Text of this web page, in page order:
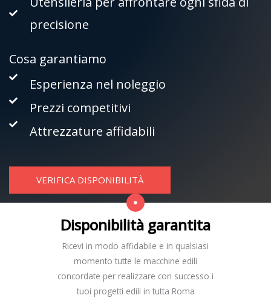
precisione
Cosa garantiamo
Esperienza nel noleggio
Prezzi competitivi
Attrezzature affidabili
VERIFICA DISPONIBILITÀ
Disponibilità garantita
Ricevi in modo affidabile e in qualsiasi
momento tutte le macchine edili
concordate per realizzare con successo i
tuoi progetti edili in tutta Roma